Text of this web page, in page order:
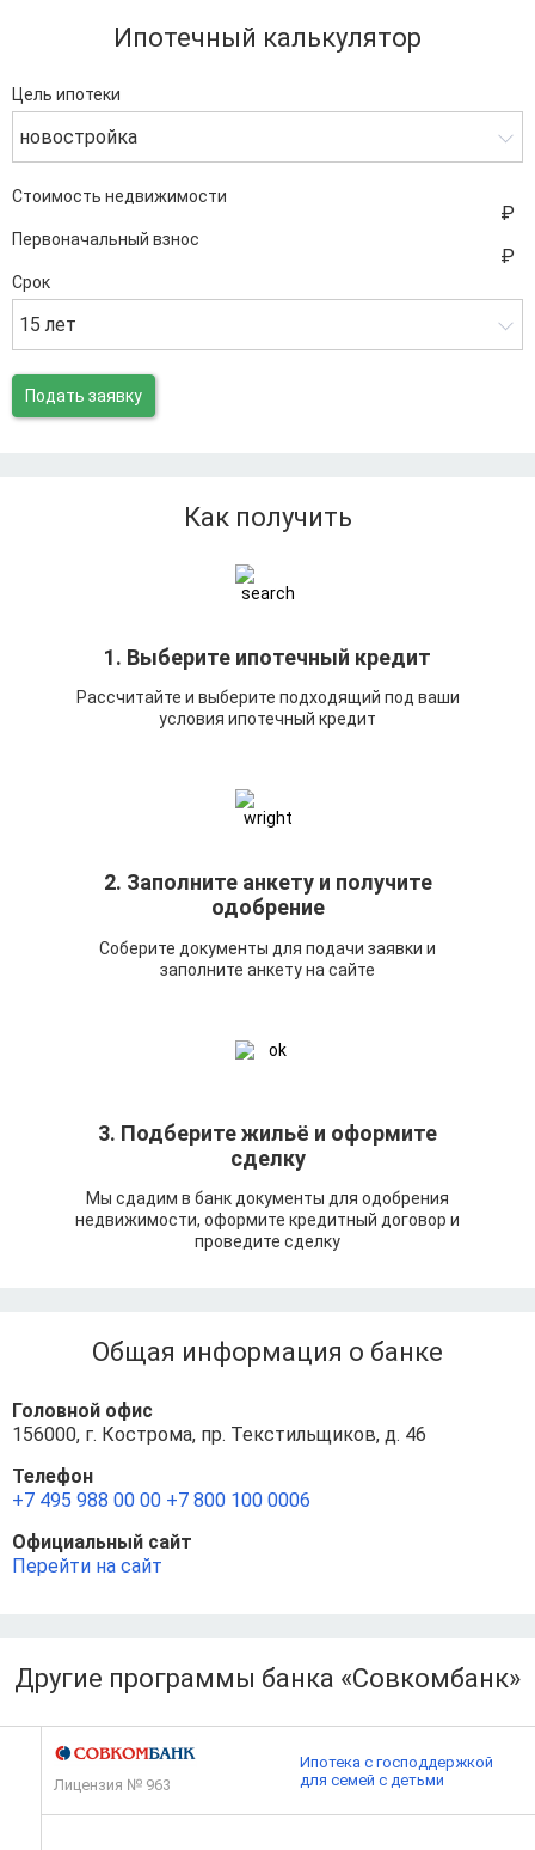
Ипотечный калькулятор
Цель ипотеки
новостройка
Стоимость недвижимости
Первоначальный взнос
Срок
15 лет
Подать заявку
Как получить
1. Выберите ипотечный кредит
Рассчитайте и выберите подходящий под ваши
условия ипотечный кредит
2. Заполните анкету и получите
одобрение
Соберите документы для подачи заявки и
заполните анкету на сайте
3. Подберите жильё и оформите
сделку
Мы сдадим в банк документы для одобрения
недвижимости, оформите кредитный договор и
проведите сделку
Общая информация о банке
Головной офис
156000, г. Кострома, пр. Текстильщиков, д. 46
Телефон
+7 495 988 00 00 +7 800 100 0006
Официальный сайт
Перейти на сайт
Другие программы банка «Совкомбанк»
Лицензия № 963
Ипотека с господдержкой
для семей с детьми